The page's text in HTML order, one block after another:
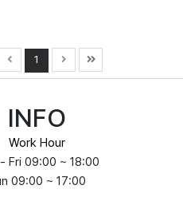
1
INFO
Work Hour
Fri 09:00 ~ 18:00
09:00 ~ 17:00